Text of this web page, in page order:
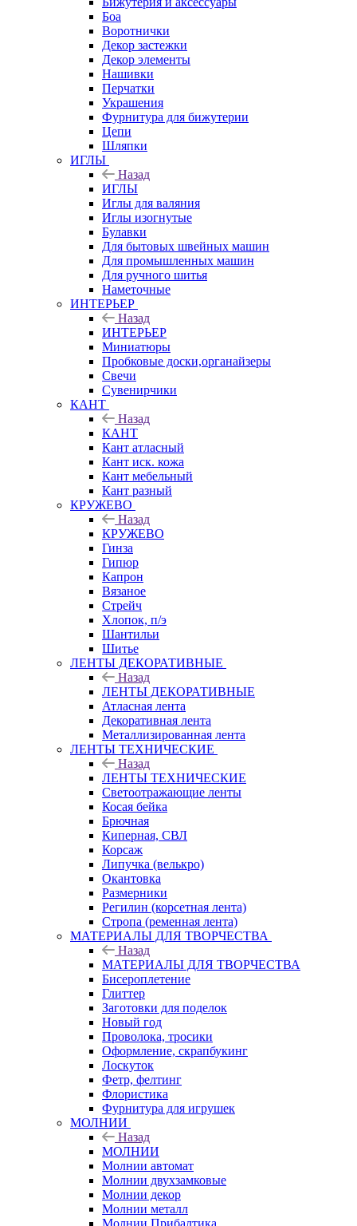
Боа
Воротнички
Декор застежки
Декор элементы
Нашивки
Перчатки
Украшения
Фурнитура для бижутерии
Цепи
Шляпки
ИГЛЫ
Назад
ИГЛЫ
Иглы для валяния
Иглы изогнутые
Булавки
Для бытовых швейных машин
Для промышленных машин
Для ручного шитья
Наметочные
ИНТЕРЬЕР
Назад
ИНТЕРЬЕР
Миниатюры
Пробковые доски,органайзеры
Свечи
Сувенирчики
КАНТ
Назад
КАНТ
Кант атласный
Кант иск. кожа
Кант мебельный
Кант разный
КРУЖЕВО
Назад
КРУЖЕВО
Гинза
Гипюр
Капрон
Вязаное
Стрейч
Хлопок, п/э
Шантильи
Шитье
ЛЕНТЫ ДЕКОРАТИВНЫЕ
Назад
ЛЕНТЫ ДЕКОРАТИВНЫЕ
Атласная лента
Декоративная лента
Металлизированная лента
ЛЕНТЫ ТЕХНИЧЕСКИЕ
Назад
ЛЕНТЫ ТЕХНИЧЕСКИЕ
Светоотражающие ленты
Косая бейка
Брючная
Киперная, СВЛ
Корсаж
Липучка (велькро)
Окантовка
Размерники
Регилин (корсетная лента)
Стропа (ременная лента)
МАТЕРИАЛЫ ДЛЯ ТВОРЧЕСТВА
Назад
МАТЕРИАЛЫ ДЛЯ ТВОРЧЕСТВА
Бисероплетение
Глиттер
Заготовки для поделок
Новый год
Проволока, тросики
Оформление, скрапбукинг
Лоскуток
Фетр, фелтинг
Флористика
Фурнитура для игрушек
МОЛНИИ
Назад
МОЛНИИ
Молнии автомат
Молнии двухзамковые
Молнии декор
Молнии металл
Молнии Прибалтика